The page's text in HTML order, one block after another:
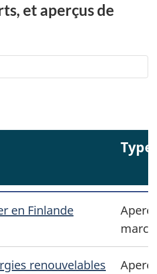
et aperçus de
Type
en Finlande
renouvelables